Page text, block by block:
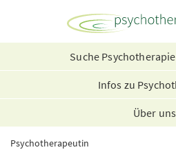
Suche
Infos zu
Über uns
Psychotherapeutin